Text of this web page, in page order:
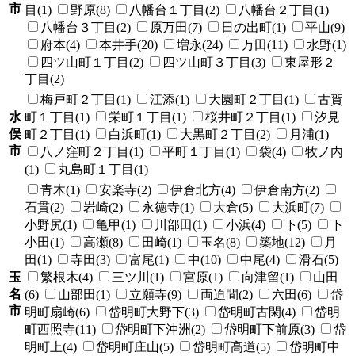
市 目(1)
野原(8) 八幡台１丁目(2)
八幡台２丁目(1)
八幡台３丁目(2)
原万田(7) 日の出町(1)
平山(9)
府本(4)
本井手(20) 増永(24) 万田(11)
水野(1)
四ツ山町１丁目(2)
四ツ山町３丁目(3)
東屋形２
丁目(2)
水
俣
市
梅戸町２丁目(1) 江添(1) 大園町２丁目(1)
古賀
町１丁目(1)
栄町１丁目(1) 桜井町２丁目(1)
汐見
町２丁目(1)
白浜町(1) 大黒町２丁目(2)
月浦(1)
八ノ窪町２丁目(1)
平町１丁目(1) 袋(4)
牧ノ内
(1)
丸島町１丁目(1)
玉
名
市
青木(1) 安楽寺(2) 伊倉北方(4)
伊倉南方(2)
石貫(2)
岩崎(2) 永徳寺(1) 大倉(5)
大浜町(7)
小野尻(1)
亀甲(1) 川部田(1) 小浜(4) 下(5)
下
小田(1)
高瀬(8) 田崎(1) 玉名(8) 築地(12)
月
田(1)
寺田(3) 富尾(1) 中(10) 中尾(4)
滑石(5)
繁根木(4)
三ツ川(1) 宮原(1) 向津留(1)
山田
(6)
山部田(1) 立願寺(9) 両迫間(2) 六田(6)
岱
明町扇崎(6)
岱明町大野下(3) 岱明町古閑(4)
岱明
町西照寺(11)
岱明町下沖洲(2) 岱明町下前原(3)
岱
明町上(4)
岱明町庄山(5) 岱明町高道(5)
岱明町中